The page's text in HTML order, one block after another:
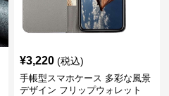
¥3,220 (税込)
手帳型スマホケース 多彩な風景
デザイン フリップウォレット